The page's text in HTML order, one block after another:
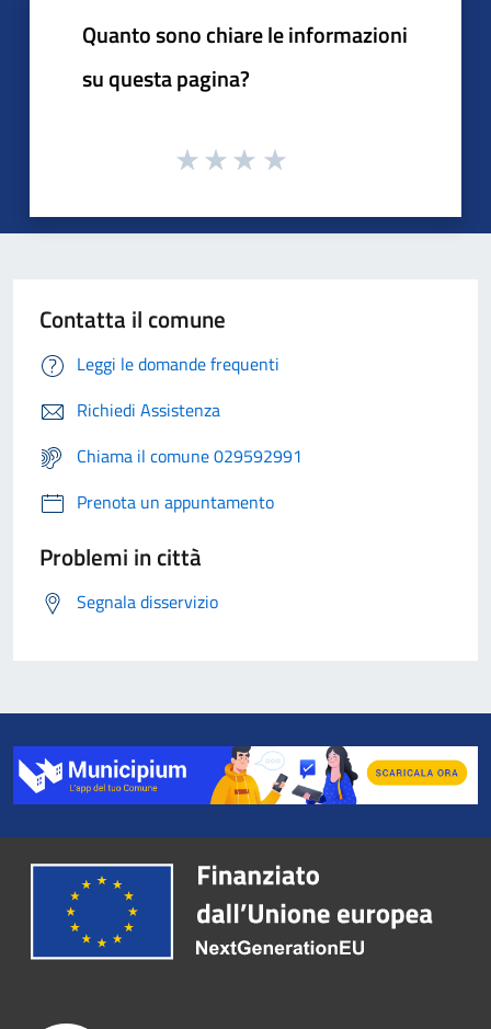
Quanto sono chiare le informazioni
su questa pagina?
Contatta il comune
Leggi le domande frequenti
Richiedi Assistenza
Chiama il comune 029592991
Prenota un appuntamento
Problemi in città
Segnala disservizio